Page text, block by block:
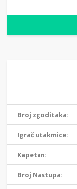
Broj zgoditaka:
Igrač utakmice:
Kapetan:
Broj Nastupa: